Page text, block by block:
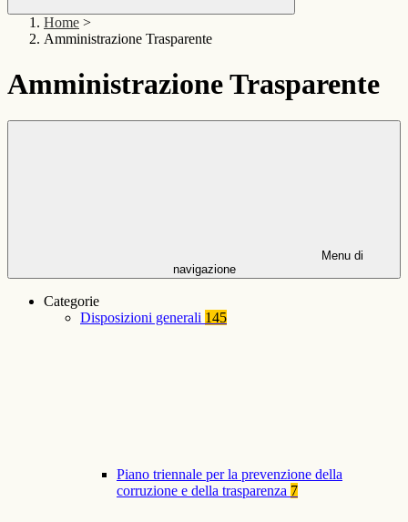
Home >
Amministrazione Trasparente
Amministrazione Trasparente
Menu di
navigazione
Categorie
Disposizioni generali 145
Piano triennale per la prevenzione della
corruzione e della trasparenza 7